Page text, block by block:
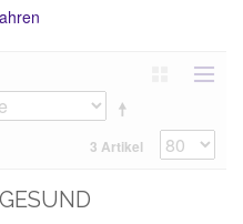
3 Artikel